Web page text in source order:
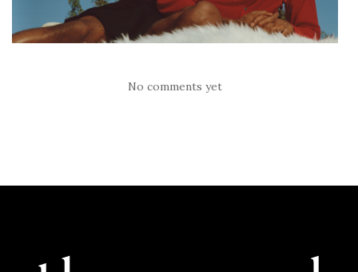
No comments yet